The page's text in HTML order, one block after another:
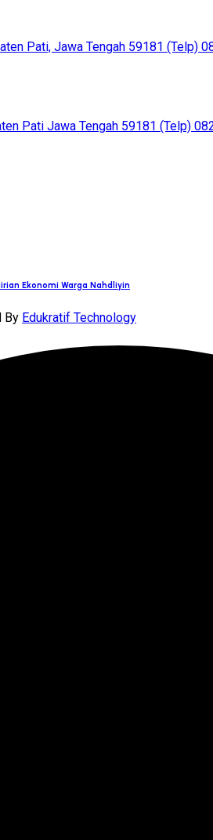
Pati, Jawa Tengah 59181 (Telp)
Pati Jawa Tengah 59181 (Telp)
Ekonomi Warga Nahdliyin
By Edukratif Technology